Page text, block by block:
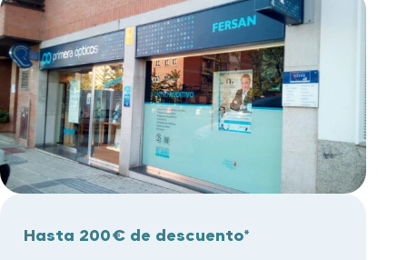
Hasta 200€ de descuento*